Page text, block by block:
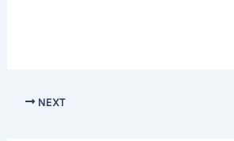
NEXT